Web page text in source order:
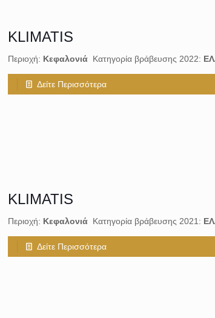
KLIMATIS
Περιοχή: Κεφαλονιά Κατηγορία βράβευσης 2022:
Δείτε Περισσότερα
KLIMATIS
Περιοχή: Κεφαλονιά Κατηγορία βράβευσης 2021:
Δείτε Περισσότερα